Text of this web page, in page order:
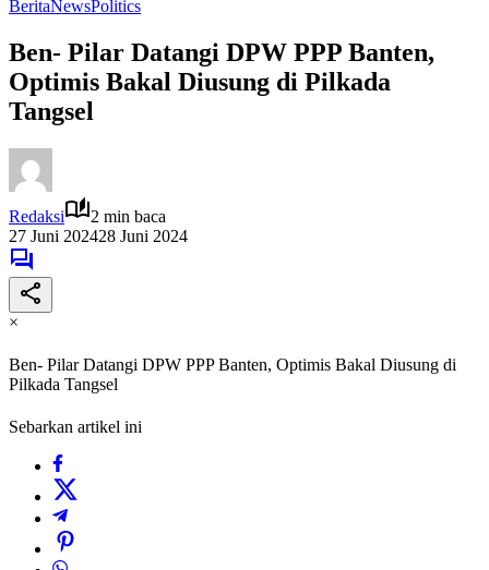
BeritaNewsPolitics
Ben- Pilar Datangi DPW PPP Banten,
Optimis Bakal Diusung di Pilkada
Tangsel
Redaksi
2 min baca
27 Juni 202428 Juni 2024
×
Ben- Pilar Datangi DPW PPP Banten, Optimis Bakal Diusung di
Pilkada Tangsel
Sebarkan artikel ini